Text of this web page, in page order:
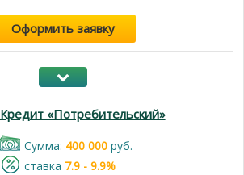
Оформить заявку
Кредит «Потребительский»
Cумма: 400 000руб.
cтавка 7.9 - 9.9%